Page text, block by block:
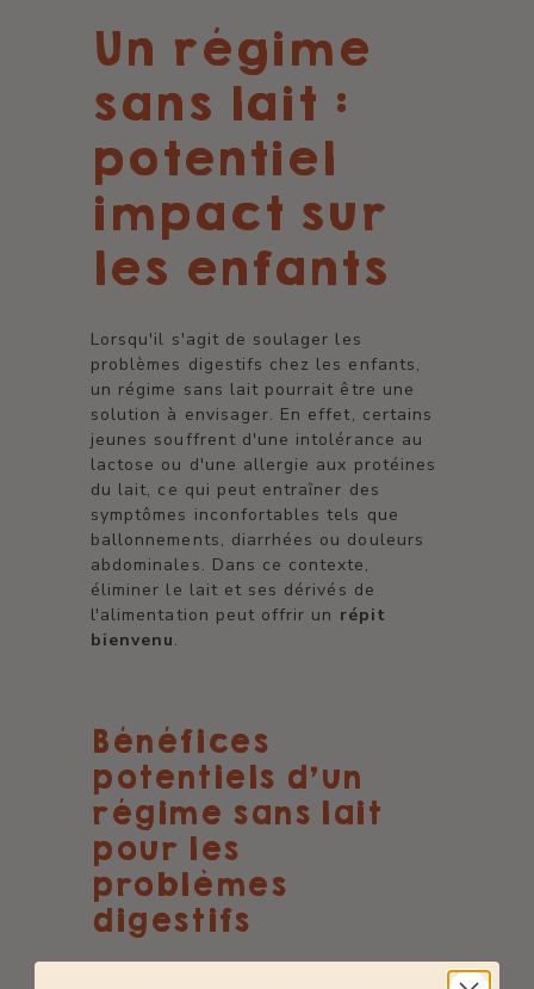
Un régime
sans lait :
potentiel
impact sur
les enfants
Lorsqu'il s'agit de soulager les
problèmes digestifs chez les enfants,
un régime sans lait pourrait être une
solution à envisager. En effet, certains
jeunes souffrent d'une intolérance au
lactose ou d'une allergie aux protéines
du lait, ce qui peut entraîner des
symptômes inconfortables tels que
ballonnements, diarrhées ou douleurs
abdominales. Dans ce contexte,
éliminer le lait et ses dérivés de
l'alimentation peut offrir un répit
bienvenu.
Bénéfices
potentiels d'un
régime sans lait
pour les
problèmes
digestifs